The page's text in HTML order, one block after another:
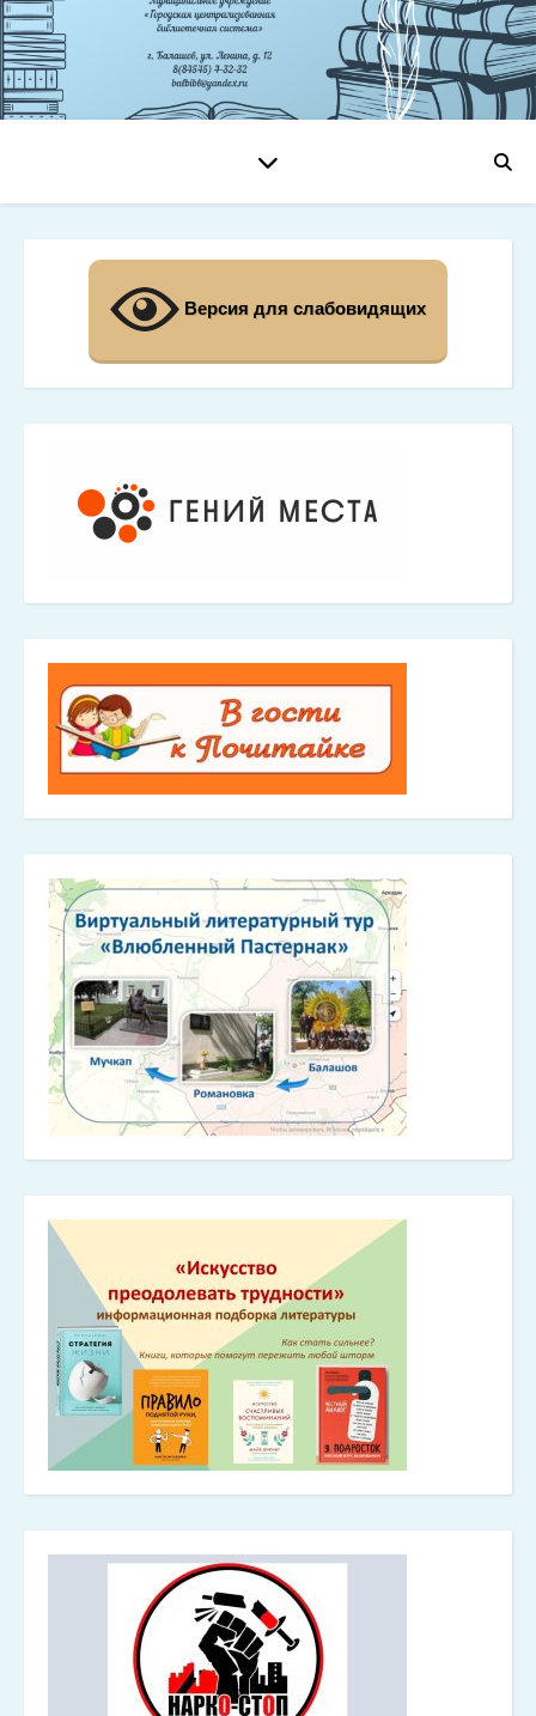
Версия для слабовидящих